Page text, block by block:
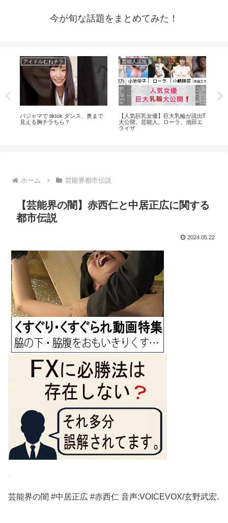
今が旬な話題をまとめてみた！
アイドルむねチラ
パジャマで tiktok ダンス、奥まで
見える胸チラちら？
芸能人流出
【人気巨乳女優】巨大乳輪が流出⁉️
大公開。芸能人、ローラ、池田エ
ライザ
ホーム 芸能界都市伝説
【芸能界の闇】赤西仁と中居正広に関する
都市伝説
2024.05.22
芸能界の闇 #中居正広 #赤西仁 音声:VOICEVOX/玄野武宏.